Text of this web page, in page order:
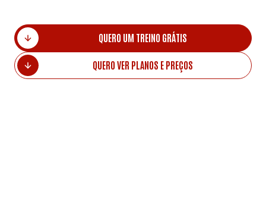
QUERO UM TREINO GRÁTIS
QUERO VER PLANOS E PREÇOS